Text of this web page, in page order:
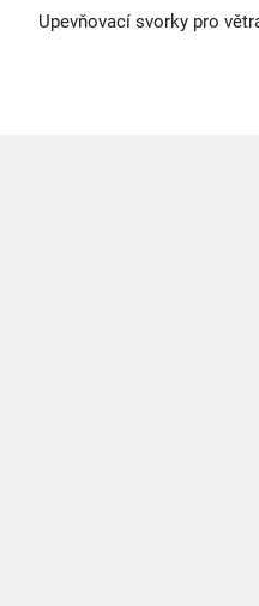
Upevňovací svorky pro